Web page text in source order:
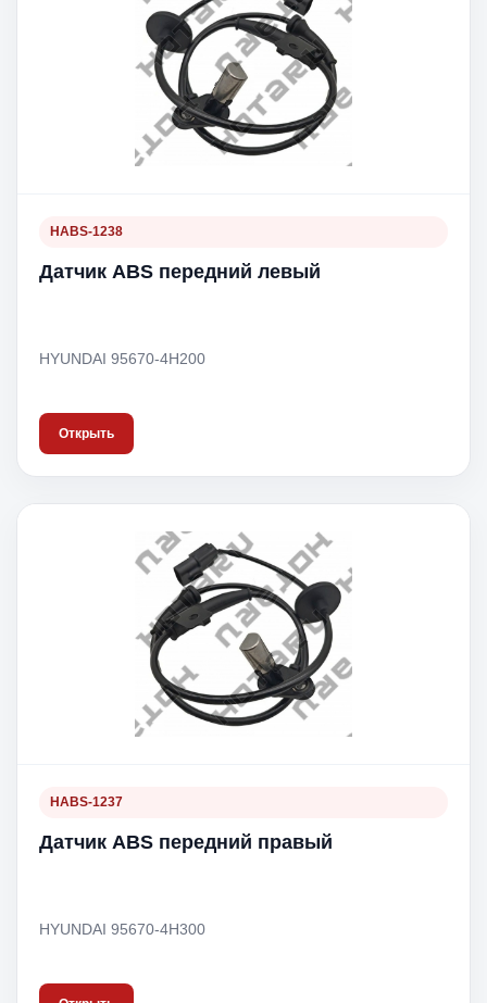
HABS-1238
Датчик ABS передний левый
HYUNDAI 95670-4H200
Открыть
HABS-1237
Датчик ABS передний правый
HYUNDAI 95670-4H300